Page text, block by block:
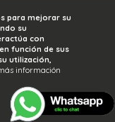
para mejorar su
su
con
función de sus
utilización,
información
Reservados